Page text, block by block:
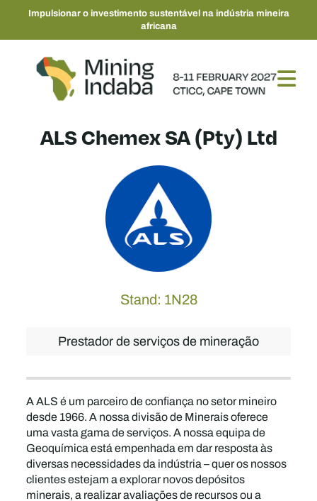
Impulsionar o investimento sustentável na indústria mineira
africana
ALS Chemex SA (Pty) Ltd
Stand: 1N28
Prestador de serviços de mineração
A ALS é um parceiro de confiança no setor mineiro
desde 1966. A nossa divisão de Minerais oferece
uma vasta gama de serviços. A nossa equipa de
Geoquímica está empenhada em dar resposta às
diversas necessidades da indústria – quer os nossos
clientes estejam a explorar novos depósitos
minerais, a realizar avaliações de recursos ou a